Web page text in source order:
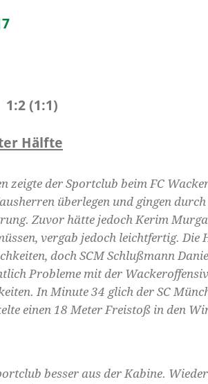
(1:1)
Hälfte
zeigte der Sportclub beim FC
überlegen und gingen
Zuvor hätte jedoch Kerim
vergab jedoch leichtfertig. Die
doch SCM Schlußmann
Probleme mit der
In Minute 34 glich der SC
einen 18 Meter Freistoß in den
besser aus der Kabine.